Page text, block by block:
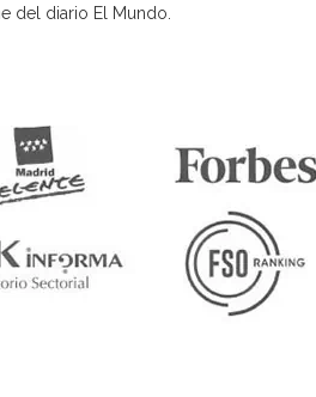
del diario El Mundo.